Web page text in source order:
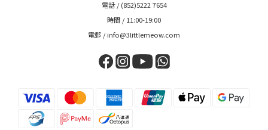
電話 / (852)5222 7654
時間 / 11:00-19:00
電郵 / info@3littlemeow.com